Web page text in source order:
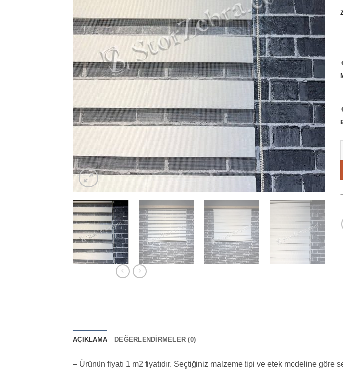
AÇIKLAMA DEĞERLENDIRMELER (0)
– Ürünün fiyatı 1 m2 fiyatıdır. Seçtiğiniz malzeme tipi ve etek modeline göre